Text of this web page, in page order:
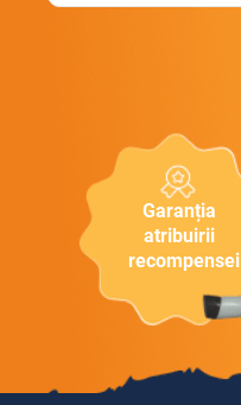
Garanția
atribuirii
recompensei